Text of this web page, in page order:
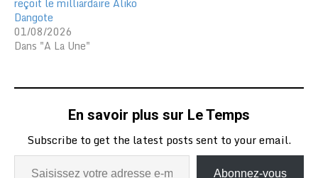
reçoit le milliardaire Aliko
Dangote
01/08/2026
Dans "A La Une"
En savoir plus sur Le Temps
Subscribe to get the latest posts sent to your email.
Abonnez-vous